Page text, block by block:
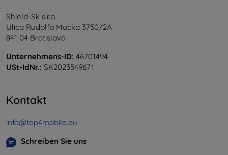
Shield-Sk s.r.o.
Ulica Rudolfa Mocka 3750/2A
841 04 Bratislava
Unternehmens-ID: 46701494
USt-IdNr.: SK2023549671
Kontakt
info@top4mobile.eu
Schreiben Sie uns